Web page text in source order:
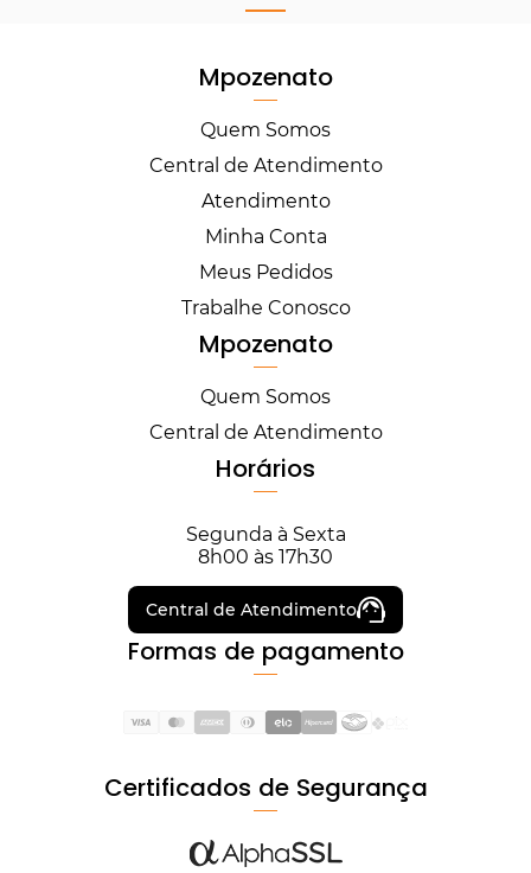
Mpozenato
Quem Somos
Central de Atendimento
Atendimento
Minha Conta
Meus Pedidos
Trabalhe Conosco
Mpozenato
Quem Somos
Central de Atendimento
Horários
Segunda à Sexta
8h00 às 17h30
Central de Atendimento
Formas de pagamento
Certificados de Segurança